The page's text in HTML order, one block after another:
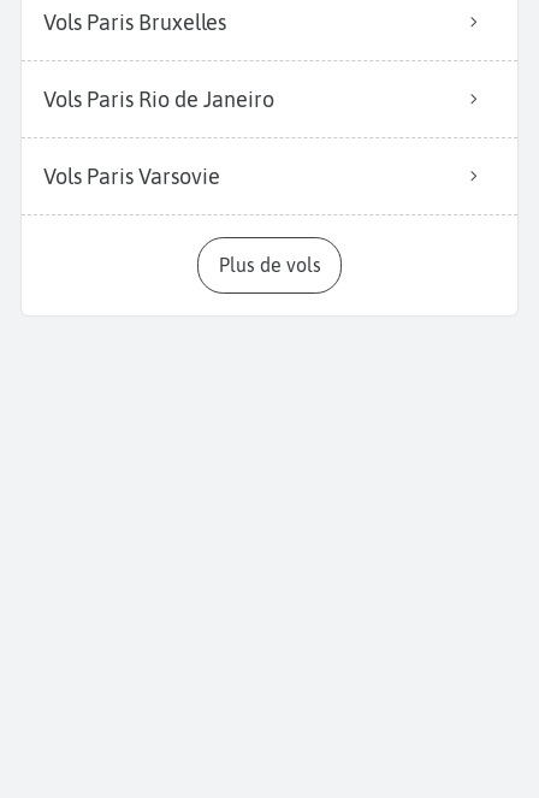
Vols Paris Bruxelles
Vols Paris Rio de Janeiro
Vols Paris Varsovie
Plus de vols